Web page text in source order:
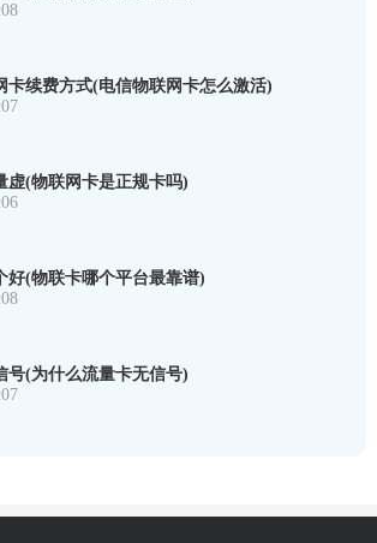
卡续费方式(电信物联网卡怎么激活)
虚(物联网卡是正规卡吗)
好(物联卡哪个平台最靠谱)
号(为什么流量卡无信号)